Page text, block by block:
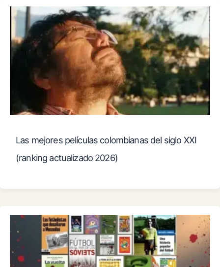
Las mejores películas colombianas del siglo XXI
(ranking actualizado 2026)